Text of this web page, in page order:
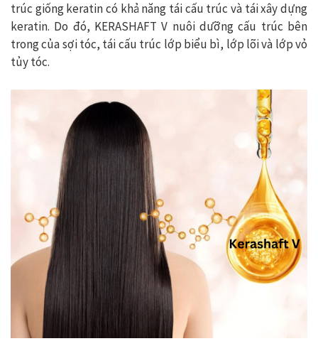
trúc giống keratin có khả năng tái cấu trúc và tái xây dựng
keratin. Do đó, KERASHAFT V nuôi dưỡng cấu trúc bên
trong của sợi tóc, tái cấu trúc lớp biểu bì, lớp lõi và lớp vỏ
tủy tóc.